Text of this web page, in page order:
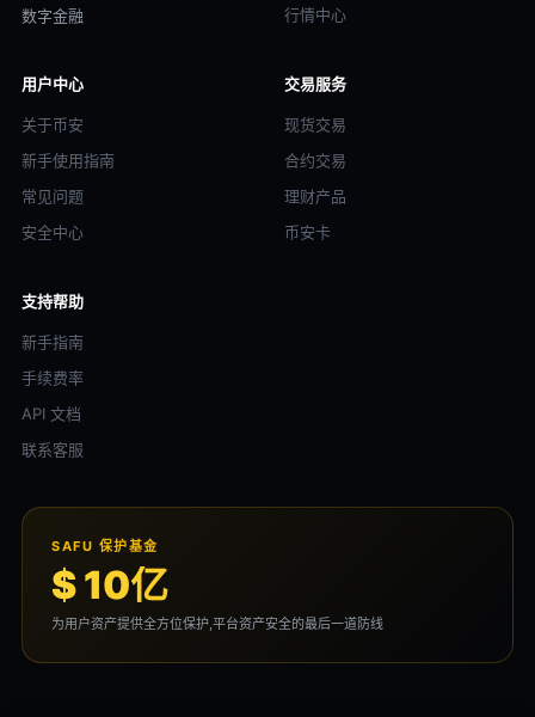
数字金融
行情中心
用户中心
关于币安
新手使用指南
常见问题
安全中心
交易服务
现货交易
合约交易
理财产品
币安卡
支持帮助
新手指南
手续费率
API 文档
联系客服
SAFU 保护基金
$ 10亿
为用户资产提供全方位保护,平台资产安全的最后一道防线